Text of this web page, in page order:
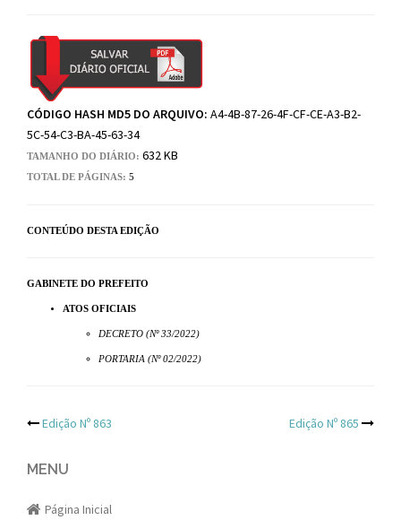
CÓDIGO HASH MD5 DO ARQUIVO: A4-4B-87-26-4F-CF-CE-A3-B2-
5C-54-C3-BA-45-63-34
TAMANHO DO DIÁRIO: 632 KB
TOTAL DE PÁGINAS: 5
CONTEÚDO DESTA EDIÇÃO
GABINETE DO PREFEITO
ATOS OFICIAIS
DECRETO (Nº 33/2022)
PORTARIA (Nº 02/2022)
Post
navigation
Edição Nº 863 Edição Nº 865
MENU
Página Inicial